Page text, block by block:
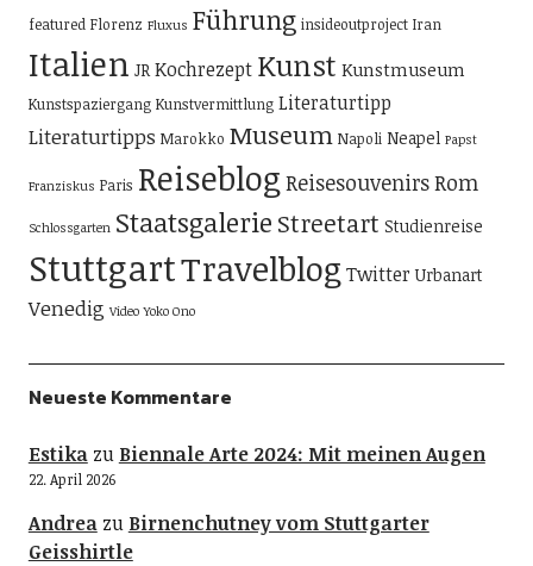
featured Florenz Fluxus Führung insideoutproject Iran
Italien JR Kochrezept Kunst Kunstmuseum
Kunstspaziergang Kunstvermittlung Literaturtipp
Literaturtipps Marokko Museum Napoli Neapel Papst
Franziskus Paris Reiseblog ReisesouvenirsRom
Schlossgarten Staatsgalerie Streetart Studienreise
StuttgartTravelblog Twitter Urbanart
Venedig Video Yoko Ono
Neueste Kommentare
Estikazu Biennale Arte 2024: Mit meinen Augen
22. April 2026
Andreazu Birnenchutney vom Stuttgarter
Geisshirtle